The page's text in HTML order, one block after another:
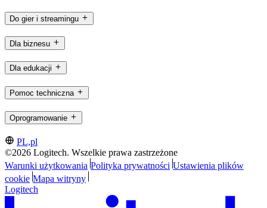
Do gier i streamingu
Dla biznesu
Dla edukacji
Pomoc techniczna
Oprogramowanie
PL,pl
©2026 Logitech. Wszelkie prawa zastrzeżone
Warunki użytkowania Polityka prywatności Ustawienia plików
cookie Mapa witryny
Logitech